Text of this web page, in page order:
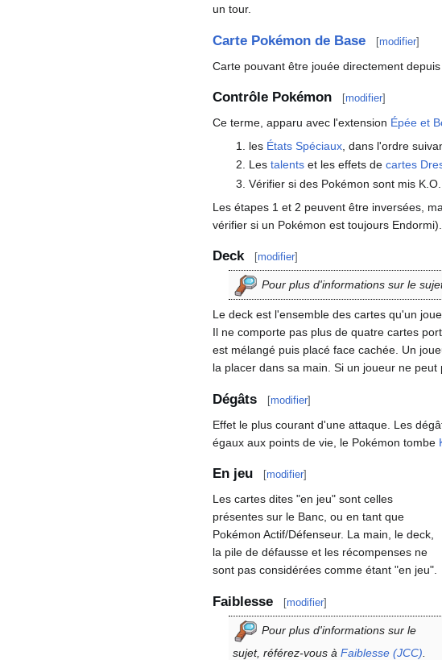
un tour.
Carte Pokémon de Base [modifier]
Carte pouvant être jouée directement
Contrôle Pokémon [modifier]
Ce terme, apparu avec l'extension Épée et
les États Spéciaux, dans l'ordre
Les talentset les effets de cartes
Vérifier si des Pokémon sont mis K.O.
Les étapes 1 et 2 peuvent être inversées,
vérifier si un Pokémon est toujours Endormi).
Deck [modifier]
Pour plus d'informations sur le
Le deck est l'ensemble des cartes qu'un
Il ne comporte pas plus de quatre cartes
est mélangé puis placé face cachée. Un
la placer dans sa main. Si un joueur ne
Dégâts [modifier]
Effet le plus courant d'une attaque. Les
égaux aux points de vie, le Pokémon tombe
En jeu [modifier]
Les cartes dites "en jeu" sont celles
présentes sur le Banc, ou en tant que
Pokémon Actif/Défenseur. La main, le deck,
la pile de défausse et les récompenses ne
sont pas considérées comme étant "en jeu".
Faiblesse [modifier]
Pour plus d'informations sur le
sujet, référez-vous à Faiblesse (JCC)